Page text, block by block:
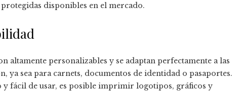
disponibles en el mercado.
altamente personalizables y se adaptan perfectamente a las
ya sea para carnets, documentos de identidad o pasaportes.
y fácil de usar, es posible imprimir logotipos, gráficos y